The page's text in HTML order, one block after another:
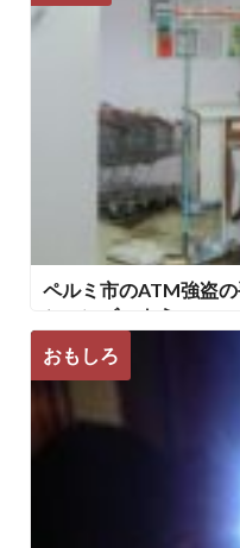
ペルミ市のATM強盗
シャンズのよう
おもしろ